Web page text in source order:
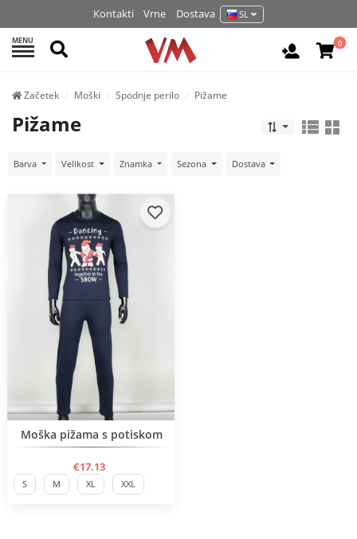
Kontakti Vrne Dostava SL
MENU Išči Prijava /
0
Začetek Moški Spodnje perilo Pižame
Pižame
Barva Velikost Znamka Sezona Dostava
Moška pižama s potiskom
€17.13
S M XL XXL